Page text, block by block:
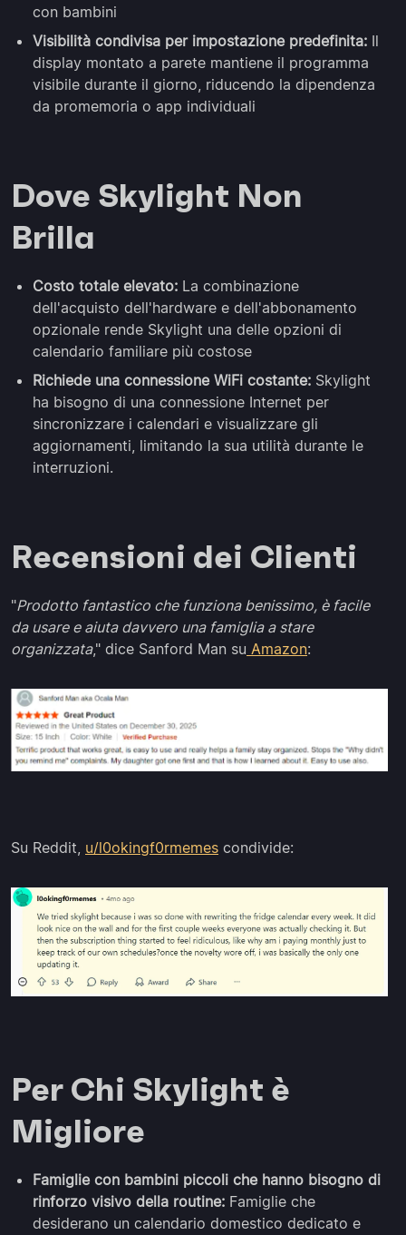
con bambini
Visibilità condivisa per impostazione predefinita: Il
display montato a parete mantiene il programma
visibile durante il giorno, riducendo la dipendenza
da promemoria o app individuali
Dove Skylight Non
Brilla
Costo totale elevato: La combinazione
dell'acquisto dell'hardware e dell'abbonamento
opzionale rende Skylight una delle opzioni di
calendario familiare più costose
Richiede una connessione WiFi costante: Skylight
ha bisogno di una connessione Internet per
sincronizzare i calendari e visualizzare gli
aggiornamenti, limitando la sua utilità durante le
interruzioni.
Recensioni dei Clienti
"Prodotto fantastico che funziona benissimo, è facile
da usare e aiuta davvero una famiglia a stare
organizzata," dice Sanford Man su Amazon:
Su Reddit, u/l0okingf0rmemes condivide:
Per Chi Skylight è
Migliore
Famiglie con bambini piccoli che hanno bisogno di
rinforzo visivo della routine: Famiglie che
desiderano un calendario domestico dedicato e